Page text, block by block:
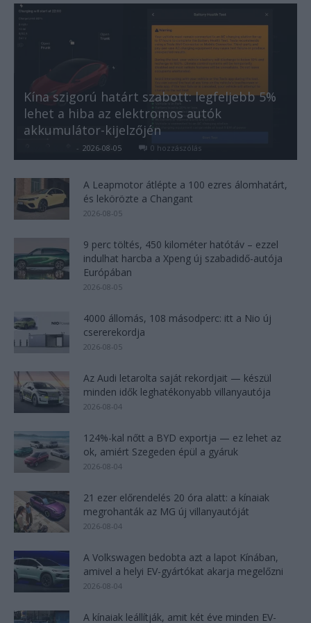
Kína szigorú határt szabott: legfeljebb 5%
lehet a hiba az elektromos autók
akkumulátor-kijelzőjén
- 2026-08-05 0 hozzászólás
A Leapmotor átlépte a 100 ezres álomhatárt,
és lekörözte a Changant
2026-08-05
9 perc töltés, 450 kilométer hatótáv – ezzel
indulhat harcba a Xpeng új szabadidő-autója
Európában
2026-08-05
4000 állomás, 108 másodperc: itt a Nio új
csererekordja
2026-08-05
Az Audi letarolta saját rekordjait — készül
minden idők leghatékonyabb villanyautója
2026-08-04
124%-kal nőtt a BYD exportja — ez lehet az
ok, amiért Szegeden épül a gyáruk
2026-08-04
21 ezer előrendelés 20 óra alatt: a kínaiak
megrohanták az MG új villanyautóját
2026-08-04
A Volkswagen bedobta azt a lapot Kínában,
amivel a helyi EV-gyártókat akarja megelőzni
2026-08-04
A kínaiak leállítják, amit két éve minden EV-